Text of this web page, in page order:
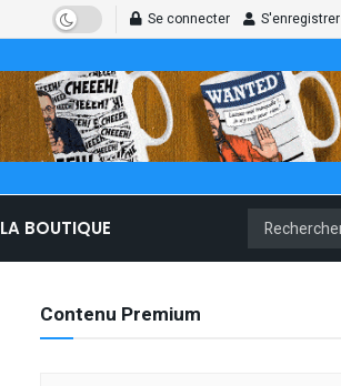
Se connecter S'enregistrer
LA BOUTIQUE
Contenu Premium